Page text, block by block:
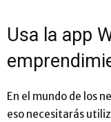
Usa la app
En el mundo de los
eso necesitarás